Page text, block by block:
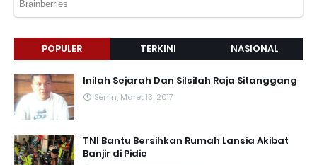
POPULER TERKINI NASIONAL
Inilah Sejarah Dan Silsilah Raja Sitanggang
Senin, Maret 13, 2017
TNI Bantu Bersihkan Rumah Lansia Akibat
Banjir di Pidie